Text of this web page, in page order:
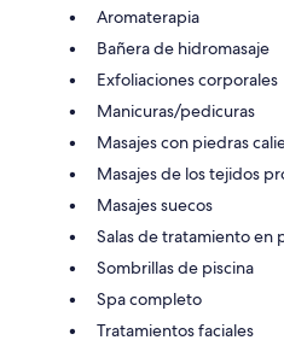
Aromaterapia
Bañera de hidromasaje
Exfoliaciones corporales
Manicuras/pedicuras
Masajes con piedras
Masajes de los tejidos
Masajes suecos
Salas de tratamiento en
Sombrillas de piscina
Spa completo
Tratamientos faciales